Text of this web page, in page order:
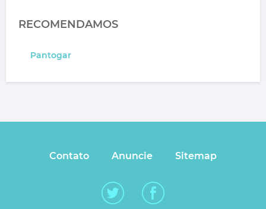
RECOMENDAMOS
Pantogar
Contato Anuncie Sitemap